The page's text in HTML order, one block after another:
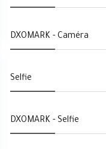
DXOMARK - Caméra
Selfie
DXOMARK - Selfie